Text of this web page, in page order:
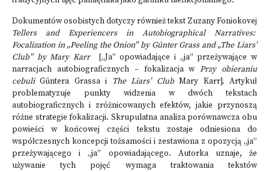
Dokumentów osobistych dotyczy również tekst Zuzany Foniokovej
Tellers and Experiencers in Autobiographical Narratives:
Focalization in „Peeling the Onion” by Günter Grass and „The Liars’
Club” by Mary Karr[„Ja” opowiadające i „ja” przeżywające w
narracjach autobiograficznych – fokalizacja wPrzy obieraniu
cebuliGüntera Grassa i The Liars’ ClubMary Karr]. Artykuł
problematyzuje punkty widzenia w dwóch tekstach
autobiograficznych i zróżnicowanych efektów, jakie przynoszą
różne strategie fokalizacji. Skrupulatna analiza porównawcza obu
powieści w końcowej części tekstu zostaje odniesiona do
współczesnych koncepcji tożsamości i zestawiona z opozycją „ja”
przeżywającego i „ja” opowiadającego. Autorka uznaje, że
używanie tych pojęć wymaga traktowania tekstów